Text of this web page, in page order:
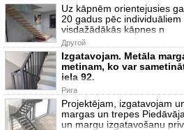
Uz kāpnēm orientejusies
20 gadus pēc
visdažādākās kāpnes n
Другой
Izgatavojam. Metāla
metinam, ko var
iela 92.
Рига
Projektējam, izgatavojam
margas un trepes
un margu izgatavošanu